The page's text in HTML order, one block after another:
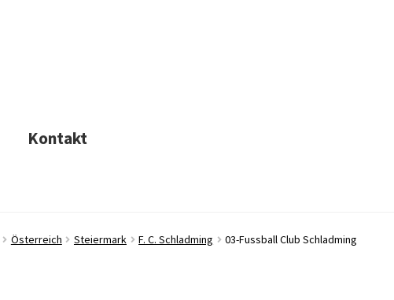
Kontakt
Österreich Steiermark F. C. Schladming 03-Fussball Club Schladming